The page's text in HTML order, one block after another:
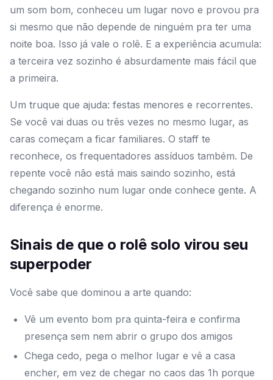
um som bom, conheceu um lugar novo e provou pra
si mesmo que não depende de ninguém pra ter uma
noite boa. Isso já vale o rolê. E a experiência acumula:
a terceira vez sozinho é absurdamente mais fácil que
a primeira.
Um truque que ajuda: festas menores e recorrentes.
Se você vai duas ou três vezes no mesmo lugar, as
caras começam a ficar familiares. O staff te
reconhece, os frequentadores assíduos também. De
repente você não está mais saindo sozinho, está
chegando sozinho num lugar onde conhece gente. A
diferença é enorme.
Sinais de que o rolê solo virou seu
superpoder
Você sabe que dominou a arte quando:
Vê um evento bom pra quinta-feira e confirma
presença sem nem abrir o grupo dos amigos
Chega cedo, pega o melhor lugar e vê a casa
encher, em vez de chegar no caos das 1h porque